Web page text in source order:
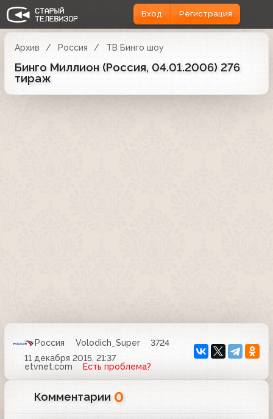
Вход Регистрация
Архив Россия ТВ Бинго шоу
Бинго Миллион (Россия, 04.01.2006) 276
тираж
Россия Volodich_Super
3724
11 декабря 2015, 21:37
etvnet.com
Есть проблема?
Комментарии 0